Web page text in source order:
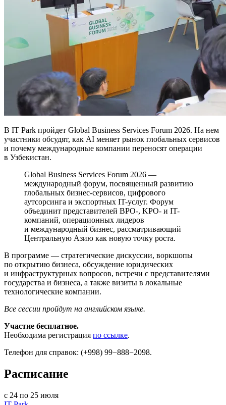
В IT Park пройдет Global Business Services Forum 2026. На нем
участники обсудят, как AI меняет рынок глобальных сервисов
и почему международные компании переносят операции
в Узбекистан.
Global Business Services Forum 2026 —
международный форум, посвященный развитию
глобальных бизнес-сервисов, цифрового
аутсорсинга и экспортных IT-услуг. Форум
объединит представителей BPO-, KPO- и IT-
компаний, операционных лидеров
и международный бизнес, рассматривающий
Центральную Азию как новую точку роста.
В программе — стратегические дискуссии, воркшопы
по открытию бизнеса, обсуждение юридических
и инфраструктурных вопросов, встречи с представителями
государства и бизнеса, а также визиты в локальные
технологические компании.
Все сессии пройдут на английском языке.
Участие бесплатное.
Необходима регистрация по ссылке.
Телефон для справок: (+998) 99−888−2098.
Расписание
с 24 по 25 июля